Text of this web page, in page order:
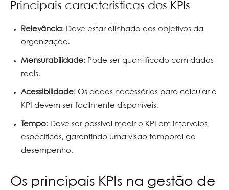
Principais características dos KPIs
Relevância: Deve estar alinhado aos objetivos da
organização.
Mensurabilidade: Pode ser quantificado com dados
reais.
Acessibilidade: Os dados necessários para calcular o
KPI devem ser facilmente disponíveis.
Tempo: Deve ser possível medir o KPI em intervalos
específicos, garantindo uma visão temporal do
desempenho.
Os principais KPIs na gestão de